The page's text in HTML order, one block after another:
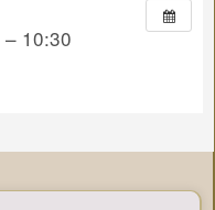
10:30